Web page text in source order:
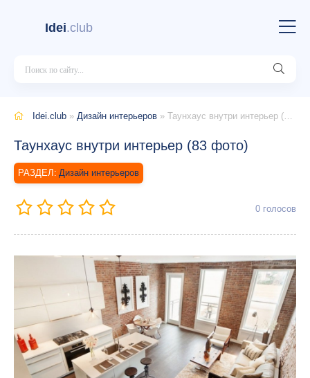
Idei.club
Idei.club » Дизайн интерьеров » Таунхаус внутри интерьер (83 фото)
Таунхаус внутри интерьер (83 фото)
Дизайн интерьеров
0 голосов